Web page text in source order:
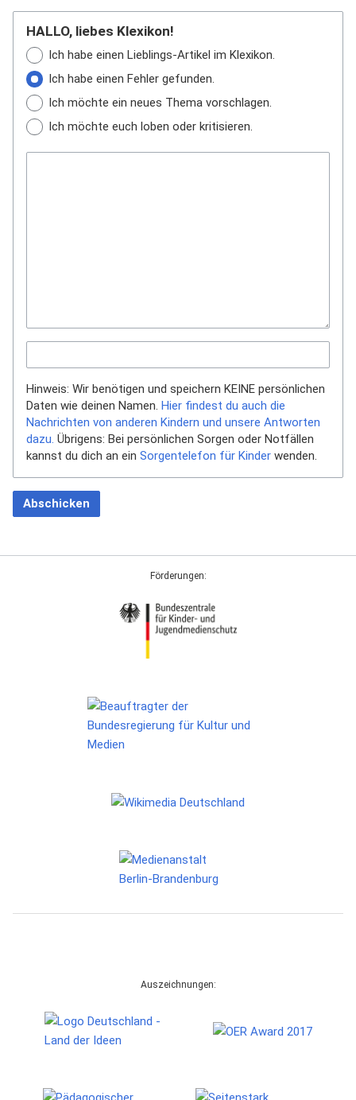
HALLO, liebes Klexikon!
Ich habe einen Lieblings-Artikel im Klexikon.
Ich habe einen Fehler gefunden.
Ich möchte ein neues Thema vorschlagen.
Ich möchte euch loben oder kritisieren.
Hinweis: Wir benötigen und speichern KEINE persönlichen
Daten wie deinen Namen. Hier findest du auch die
Nachrichten von anderen Kindern und unsere Antworten
dazu. Übrigens: Bei persönlichen Sorgen oder Notfällen
kannst du dich an ein Sorgentelefon für Kinder wenden.
Abschicken
Förderungen:
Auszeichnungen: